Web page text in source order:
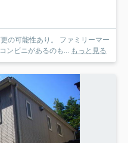
の可能性あり。 ファミリーマー
ンビニがあるのも... もっと見る